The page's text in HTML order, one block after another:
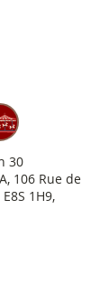
30
106 Rue de
1H9,